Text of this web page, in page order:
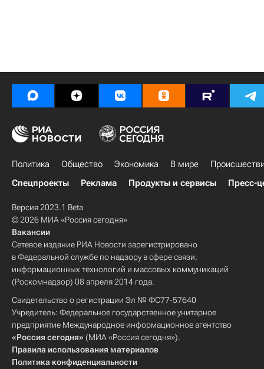
Политика Общество Экономика В мире
Спецпроекты
Реклама Продукты и сервисы Пресс-
Версия 2023.1 Beta
© 2026 МИА «Россия сегодня»
Вакансии
Сетевое издание РИА Новости зарегистрировано
в Федеральной службе по надзору в сфере связи,
информационных технологий и массовых коммуникаций
(Роскомнадзор) 08 апреля 2014 года.
Свидетельство о регистрации Эл № ФС77-57640
Учредитель: Федеральное государственное унитарное
предприятие Международное информационное агентство
«Россия сегодня» (МИА «Россия сегодня»).
Правила использования материалов
Политика конфиденциальности